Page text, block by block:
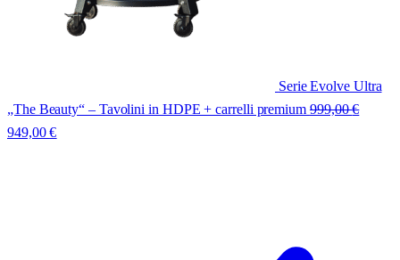
Serie Evolve Ultra
„The Beauty“ – Tavolini in HDPE + carrelli premium 999,00€
949,00€